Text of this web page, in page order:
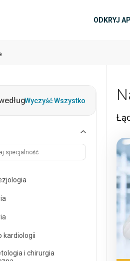
ODKRYJ
Wyczyść Wszystko
kardiologii
i chirurgia